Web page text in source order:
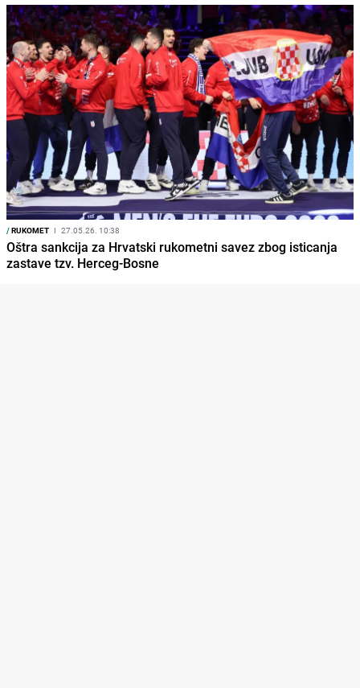
/RUKOMET I 27.05.26. 10:38
Oštra sankcija za Hrvatski rukometni savez zbog isticanja
zastave tzv. Herceg-Bosne